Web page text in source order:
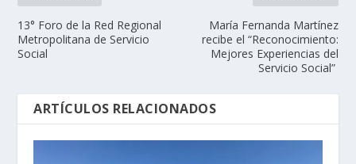
13° Foro de la Red Regional
Metropolitana de Servicio
Social
María Fernanda Martínez
recibe el “Reconocimiento:
Mejores Experiencias del
Servicio Social”
ARTÍCULOS RELACIONADOS